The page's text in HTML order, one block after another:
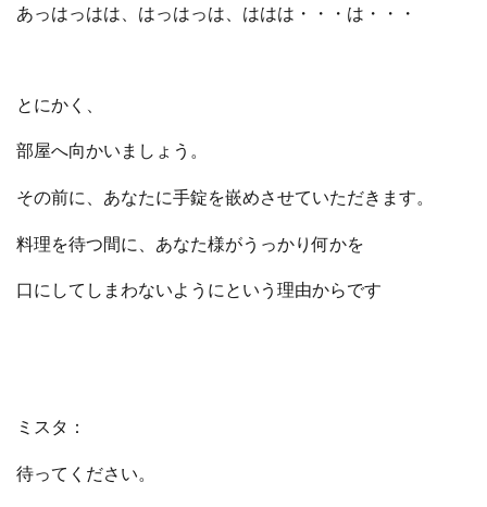
あっはっはは、はっはっは、ははは・・・は・・・
とにかく、
部屋へ向かいましょう。
その前に、あなたに手錠を嵌めさせていただきます。
料理を待つ間に、あなた様がうっかり何かを
口にしてしまわないようにという理由からです
ミスタ：
待ってください。